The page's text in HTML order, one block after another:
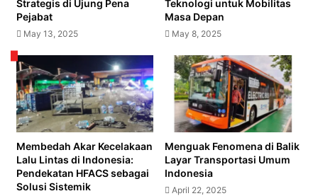
Strategis di Ujung Pena
Pejabat
May 13, 2025
Teknologi untuk Mobilitas
Masa Depan
May 8, 2025
Membedah Akar Kecelakaan
Lalu Lintas di Indonesia:
Pendekatan HFACS sebagai
Solusi Sistemik
Menguak Fenomena di Balik
Layar Transportasi Umum
Indonesia
April 22, 2025